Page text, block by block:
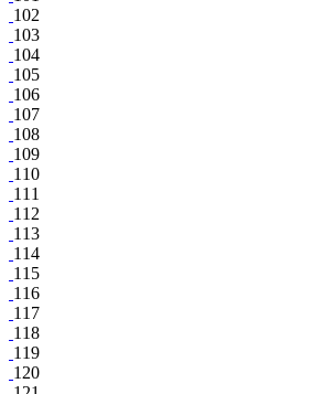
102
103
104
105
106
107
108
109
110
111
112
113
114
115
116
117
118
119
120